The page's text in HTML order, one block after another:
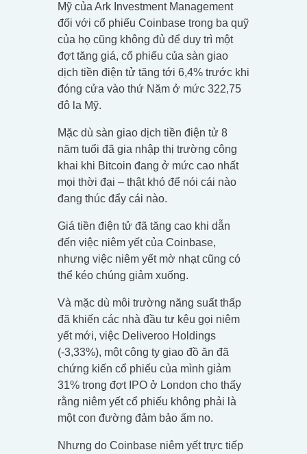
Mỹ của Ark Investment Management
đối với cổ phiếu Coinbase trong ba quỹ
của họ cũng không đủ để duy trì một
đợt tăng giá, cổ phiếu của sàn giao
dịch tiền điện tử tăng tới 6,4% trước khi
đóng cửa vào thứ Năm ở mức 322,75
đô la Mỹ.
Mặc dù sàn giao dịch tiền điện tử 8
năm tuổi đã gia nhập thị trường công
khai khi Bitcoin đang ở mức cao nhất
mọi thời đại – thật khó để nói cái nào
đang thúc đẩy cái nào.
Giá tiền điện tử đã tăng cao khi dẫn
đến việc niêm yết của Coinbase,
nhưng việc niêm yết mờ nhạt cũng có
thể kéo chúng giảm xuống.
Và mặc dù môi trường năng suất thấp
đã khiến các nhà đầu tư kêu gọi niêm
yết mới, việc Deliveroo Holdings
(-3,33%), một công ty giao đồ ăn đã
chứng kiến cổ phiếu của mình giảm
31% trong đợt IPO ở London cho thấy
rằng niêm yết cổ phiếu không phải là
một con đường đảm bảo ấm no.
Nhưng do Coinbase niêm yết trực tiếp